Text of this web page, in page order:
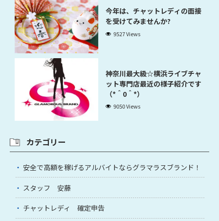
今年は、チャットレディの面接
を受けてみませんか?
9527 Views
神奈川最大級☆横浜ライブチャ
ット専門店最近の様子紹介です
（*＾0＾*）
9050 Views
カテゴリー
安全で高額を稼げるアルバイトならグラマラスブランド！
スタッフ 安藤
チャットレディ 確定申告